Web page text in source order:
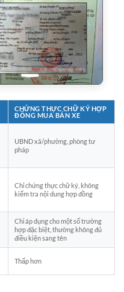
CHỨNG THỰC CHỮ KÝ HỢP
ĐỒNG MUA BÁN XE
UBND xã/phường, phòng tư
pháp
Chỉ chứng thực chữ ký, không
kiểm tra nội dung hợp đồng
Chỉ áp dụng cho một số trường
hợp đặc biệt, thường không đủ
điều kiện sang tên
Thấp hơn